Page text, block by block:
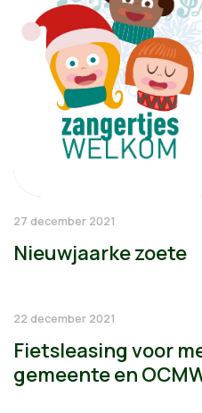
27 december 2021
Nieuwjaarke zoete
22 december 2021
Fietsleasing voor
gemeente en